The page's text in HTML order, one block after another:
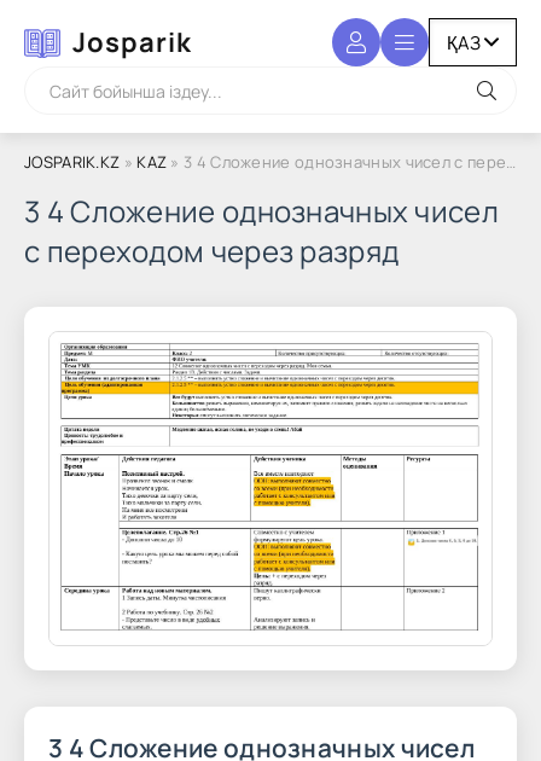
Josparik
JOSPARIK.KZ » KAZ » 3 4 Сложение однозначных чисел с переходом через разряд
3 4 Сложение однозначных чисел
с переходом через разряд
3 4 Сложение однозначных чисел